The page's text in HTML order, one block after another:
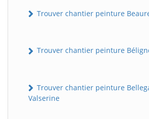
Trouver chantier peinture
Trouver chantier peinture
Trouver chantier peinture
Valserine